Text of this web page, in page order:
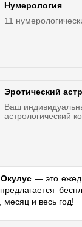
Нумерология
11
Эротический
Ваш
астрологический
— это
месяц и весь год!